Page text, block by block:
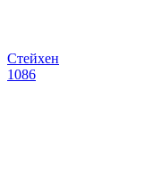
Стейхен
1086